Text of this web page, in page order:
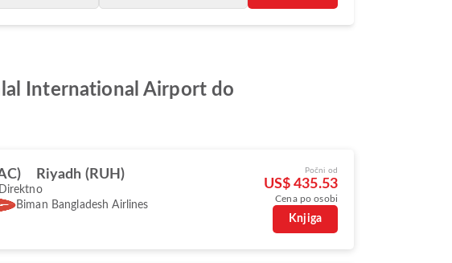
International Airport do
Riyadh (RUH)
Biman Bangladesh Airlines
Počni od
US$ 435.53
Cena po osobi
Knjiga